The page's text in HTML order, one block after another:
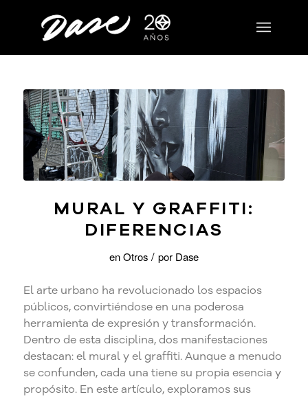
MURAL Y GRAFFITI:
DIFERENCIAS
enOtros / por Dase
El arte urbano ha revolucionado los espacios
públicos, convirtiéndose en una poderosa
herramienta de expresión y transformación.
Dentro de esta disciplina, dos manifestaciones
destacan: el mural y el graffiti. Aunque a menudo
se confunden, cada una tiene su propia esencia y
propósito. En este artículo, exploramos sus